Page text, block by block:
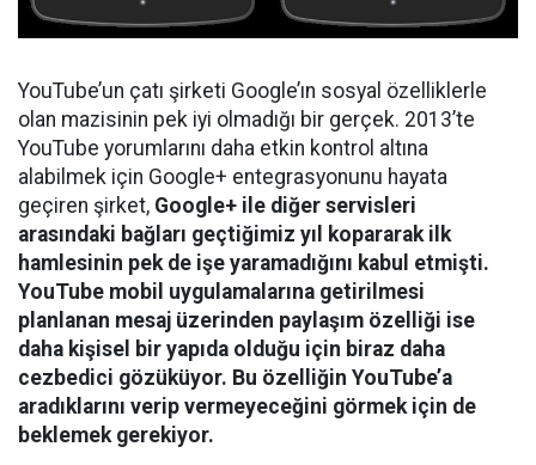
YouTube’un çatı şirketi Google’ın sosyal özelliklerle
olan mazisinin pek iyi olmadığı bir gerçek. 2013’te
YouTube yorumlarını daha etkin kontrol altına
alabilmek için Google+ entegrasyonunu hayata
geçiren şirket, Google+ ile diğer servisleri
arasındaki bağları geçtiğimiz yıl kopararak ilk
hamlesinin pek de işe yaramadığını kabul etmişti.
YouTube mobil uygulamalarına getirilmesi
planlanan mesaj üzerinden paylaşım özelliği ise
daha kişisel bir yapıda olduğu için biraz daha
cezbedici gözüküyor. Bu özelliğin YouTube’a
aradıklarını verip vermeyeceğini görmek için de
beklemek gerekiyor.